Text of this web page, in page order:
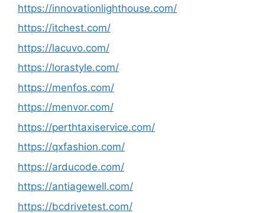
https://innovationlighthouse.com/
https://itchest.com/
https://lacuvo.com/
https://lorastyle.com/
https://menfos.com/
https://menvor.com/
https://perthtaxiservice.com/
https://qxfashion.com/
https://arducode.com/
https://antiagewell.com/
https://bcdrivetest.com/